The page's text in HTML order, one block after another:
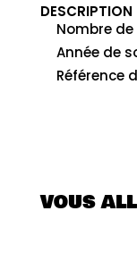
DESCRIPTION
Nombre
Année de
Référence
VOUS